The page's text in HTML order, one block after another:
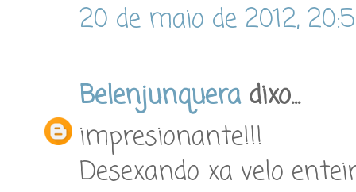
20 de maio de 2012,
Belenjunqueradixo...
impresionante!!!
Desexando xa velo